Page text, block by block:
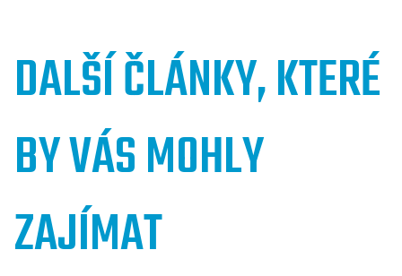
DALŠÍ ČLÁNKY, KTERÉ
BY VÁS MOHLY
ZAJÍMAT